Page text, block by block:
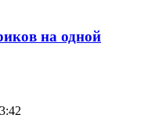
на одной